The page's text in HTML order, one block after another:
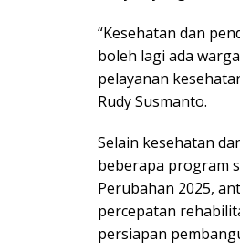
“Kesehatan dan
boleh lagi ada
pelayanan
Rudy Susmanto.
Selain kesehatan
beberapa program
Perubahan 2025,
percepatan
persiapan